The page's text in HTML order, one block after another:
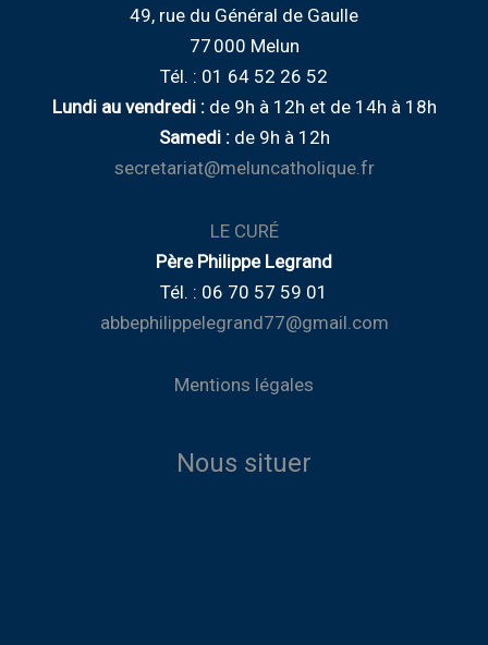
49, rue du Général de Gaulle
77 000 Melun
Tél. : 01 64 52 26 52
Lundi au vendredi : de9h à 12h et de 14h à 18h
Samedi : de 9h à 12h
secretariat@meluncatholique.fr
LE CURÉ
Père Philippe Legrand
Tél. : 06 70 57 59 01
abbephilippelegrand77@gmail.com
Mentions légales
Nous situer